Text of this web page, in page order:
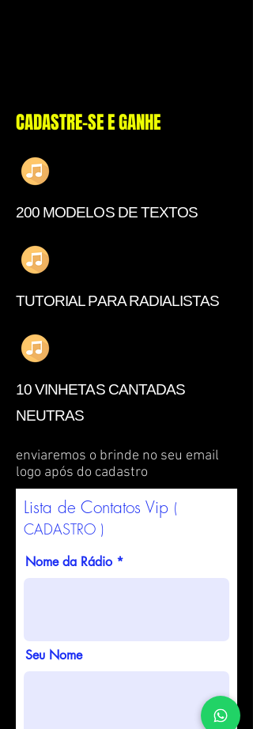
CADASTRE-SE E GANHE
200 MODELOS DE TEXTOS
TUTORIAL PARA RADIALISTAS
10 VINHETAS CANTADAS
NEUTRAS
enviaremos o brinde no seu email
logo após do cadastro
Lista de Contatos Vip (
CADASTRO )
Nome da Rádio
Seu Nome